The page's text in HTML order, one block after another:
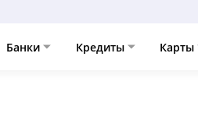
Банки Кредиты Карты